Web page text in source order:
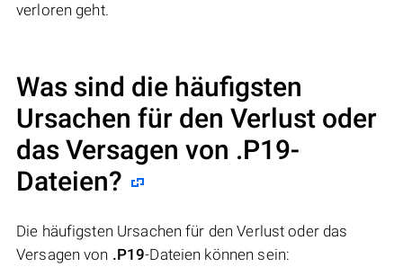
verloren geht.
Was sind die häufigsten
Ursachen für den Verlust oder
das Versagen von .P19-
Dateien?
Die häufigsten Ursachen für den Verlust oder das
Versagen von .P19-Dateien können sein: